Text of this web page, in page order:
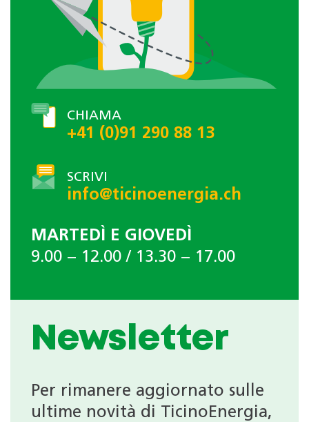
CHIAMA
+41 (0)91 290 88 13
SCRIVI
info@ticinoenergia.ch
MARTEDÌ E GIOVEDÌ
9.00 − 12.00 / 13.30 − 17.00
Newsletter
Per rimanere aggiornato sulle
ultime novità di TicinoEnergia,